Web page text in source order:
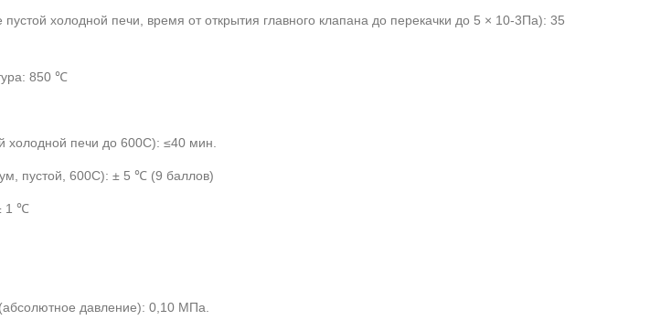
холодной печи, время от открытия главного клапана до перекачки до 5 × 10-3Па): 35
850 ℃
холодной печи до 600C): ≤40 мин.
пустой, 600C): ± 5 ℃ (9 баллов)
1 ℃
давление): 0,10 МПа.